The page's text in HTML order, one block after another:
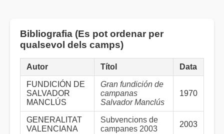
Bibliografia (Es pot ordenar per
qualsevol dels camps)
Autor Títol Data
FUNDICIÓN DE
SALVADOR
MANCLÚS
Gran fundición de
campanas
Salvador Manclús
1970
GENERALITAT
VALENCIANA
Subvencions de
campanes 2003
2003